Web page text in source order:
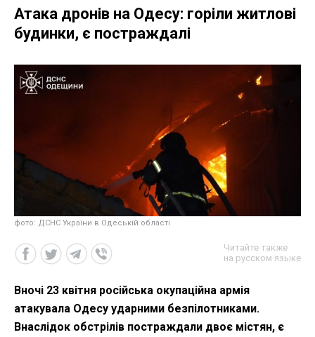
Атака дронів на Одесу: горіли житлові
будинки, є постраждалі
фото: ДСНС України в Одеській області
Читайте также
на русском языке
Вночі 23 квітня російська окупаційна армія
атакувала Одесу ударними безпілотниками.
Внаслідок обстрілів постраждали двоє містян, є